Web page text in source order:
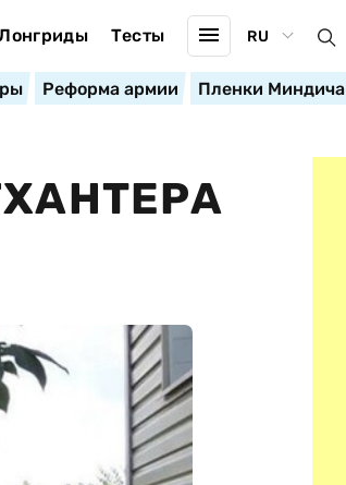
Тесты RU
Реформа армии Пленки Миндича